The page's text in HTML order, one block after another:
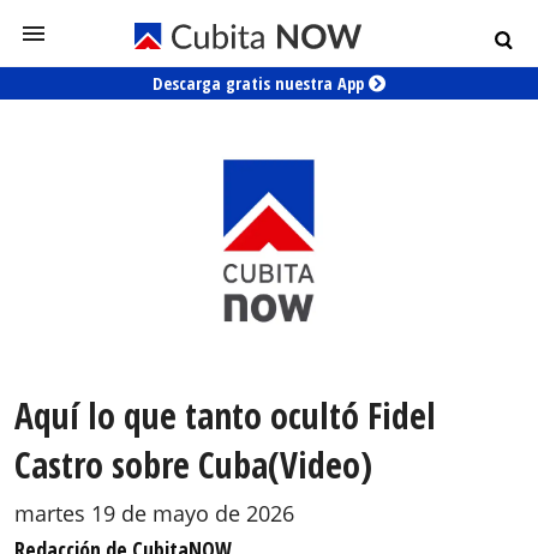
Descarga gratis nuestra App
Aquí lo que tanto ocultó Fidel
Castro sobre Cuba(Video)
martes 19 de mayo de 2026